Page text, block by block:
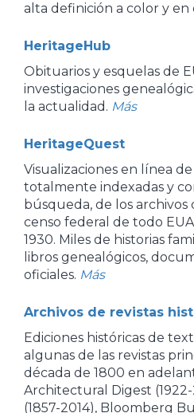
alta definición a color y en
HeritageHub
Obituarios y esquelas de
investigaciones
la actualidad. Más
HeritageQuest
Visualizaciones en línea
totalmente indexadas y
búsqueda, de los archivos
censo federal de todo
1930. Miles de historias
libros genealógicos,
oficiales. Más
Archivos de revistas
Ediciones históricas de
algunas de las revistas
década de 1800 en
Architectural Digest
(1857-2014), Bloomberg